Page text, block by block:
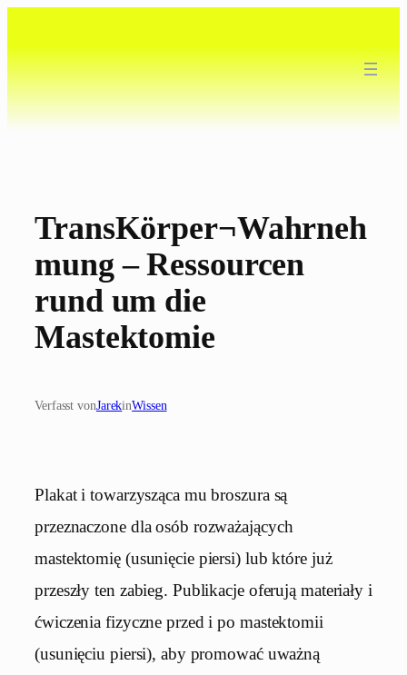
springen
TransKörper¬Wahrneh
mung – Ressourcen
rund um die
Mastektomie
Verfasst vonJarekinWissen
Plakat i towarzysząca mu broszura są
przeznaczone dla osób rozważających
mastektomię (usunięcie piersi) lub które już
przeszły ten zabieg. Publikacje oferują materiały i
ćwiczenia fizyczne przed i po mastektomii
(usunięciu piersi), aby promować uważną